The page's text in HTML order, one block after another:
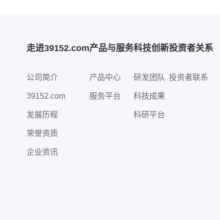
走进39152.com
公司简介
39152.com
发展历程
荣誉资质
企业资讯
产品与服务
产品中心
服务平台
科技创新
研发团队
科技成果
科研平台
投资者关系
投资者联系